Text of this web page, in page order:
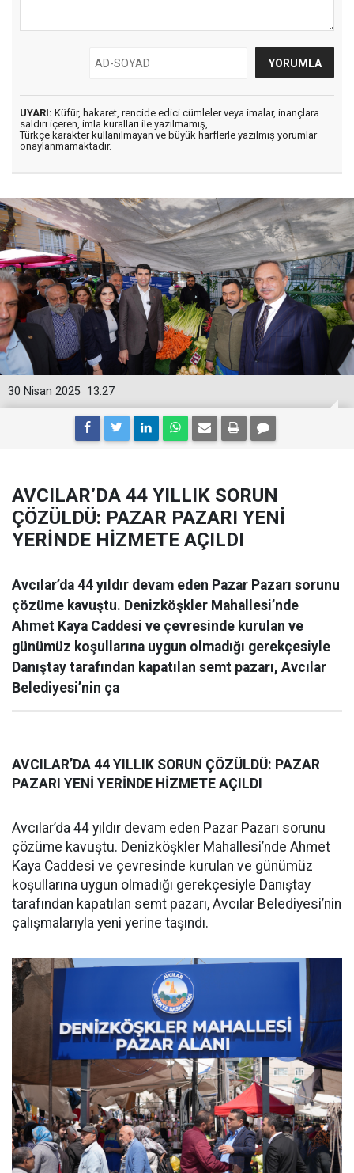
UYARI: Küfür, hakaret, rencide edici cümleler veya imalar, inançlara
saldırı içeren, imla kuralları ile yazılmamış,
Türkçe karakter kullanılmayan ve büyük harflerle yazılmış yorumlar
onaylanmamaktadır.
13:27
30 Nisan 2025
AVCILAR’DA 44 YILLIK SORUN
ÇÖZÜLDÜ: PAZAR PAZARI YENİ
YERİNDE HİZMETE AÇILDI
Avcılar’da 44 yıldır devam eden Pazar Pazarı sorunu
çözüme kavuştu. Denizköşkler Mahallesi’nde
Ahmet Kaya Caddesi ve çevresinde kurulan ve
günümüz koşullarına uygun olmadığı gerekçesiyle
Danıştay tarafından kapatılan semt pazarı, Avcılar
Belediyesi’nin ça
AVCILAR’DA 44 YILLIK SORUN ÇÖZÜLDÜ: PAZAR
PAZARI YENİ YERİNDE HİZMETE AÇILDI
Avcılar’da 44 yıldır devam eden Pazar Pazarı sorunu
çözüme kavuştu. Denizköşkler Mahallesi’nde Ahmet
Kaya Caddesi ve çevresinde kurulan ve günümüz
koşullarına uygun olmadığı gerekçesiyle Danıştay
tarafından kapatılan semt pazarı, Avcılar Belediyesi’nin
çalışmalarıyla yeni yerine taşındı.